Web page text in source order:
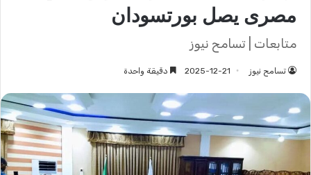
مصرى يصل بورتسودان
متابعات | تسامح نيوز
تسامح نيوز 2025-12-21 دقيقة واحدة